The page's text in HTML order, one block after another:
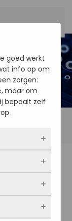
mount
goed werkt
info op om
zorgen:
maar om
bepaalt zelf
en
worden
site
Zo